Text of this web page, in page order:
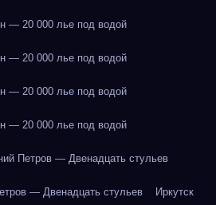
— 20 000 лье под водой
— 20 000 лье под водой
— 20 000 лье под водой
— 20 000 лье под водой
Петров — Двенадцать стульев
— Двенадцать стульев Иркутск